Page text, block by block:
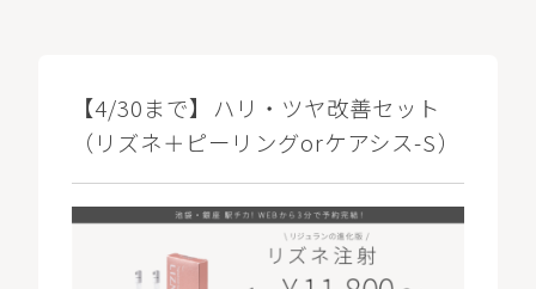
【4/30まで】ハリ・ツヤ改善セット
（リズネ＋ピーリングorケアシス-S）